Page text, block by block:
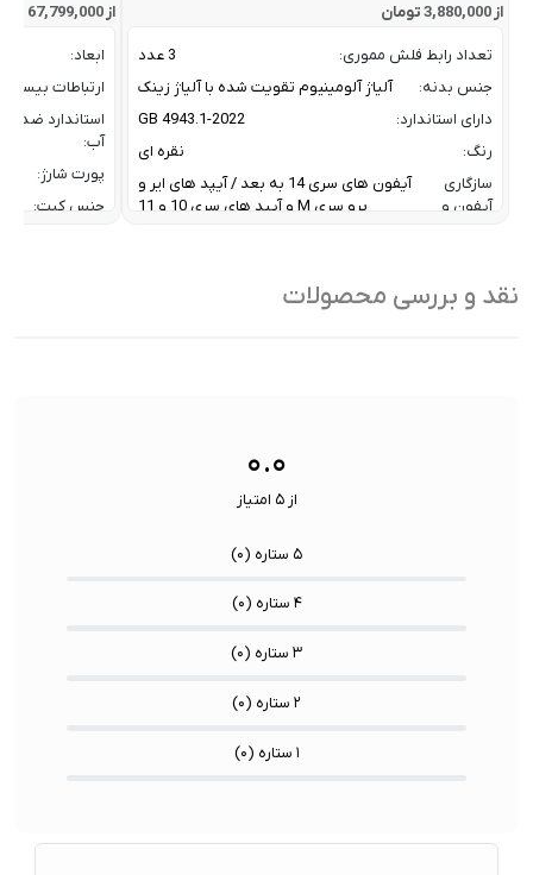
از 3,880,000 تومان
تعداد رابط فلش مموری:
3 عدد
جنس بدنه:
آلیاژ آلومینیوم تقویت شده با آلیاژ زینک
دارای استاندارد:
GB 4943.1-2022
رنگ:
نقره ای
سازگاری
آیفون و
آیفون های سری 14 به بعد / آیپد های ایر و
پرو سری M و آیپد های سری 10 و 11
ظرفیت:
از 67,799,000 تومان
ابعاد:
ارتباطات بیسیم:
استاندارد ضد
آب:
پورت شارژ:
جنس کیت:
نقد و بررسی محصولات
۰.۰
از ۵ امتیاز
۵ ستاره ( ۰)
۴ ستاره ( ۰)
۳ ستاره ( ۰)
۲ ستاره ( ۰)
۱ ستاره ( ۰)